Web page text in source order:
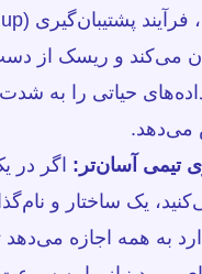
می‌کند و ریسک از
حیاتی را به شدت
می‌دهد.
تیمی آسان‌تر: اگر در
یک ساختار و
به همه اجازه می‌دهد